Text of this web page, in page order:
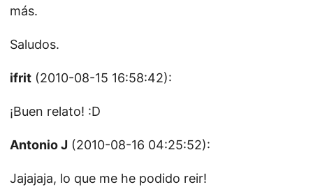
más.
Saludos.
ifrit (2010-08-15 16:58:42):
¡Buen relato! :D
Antonio J (2010-08-16 04:25:52):
Jajajaja, lo que me he podido reir!